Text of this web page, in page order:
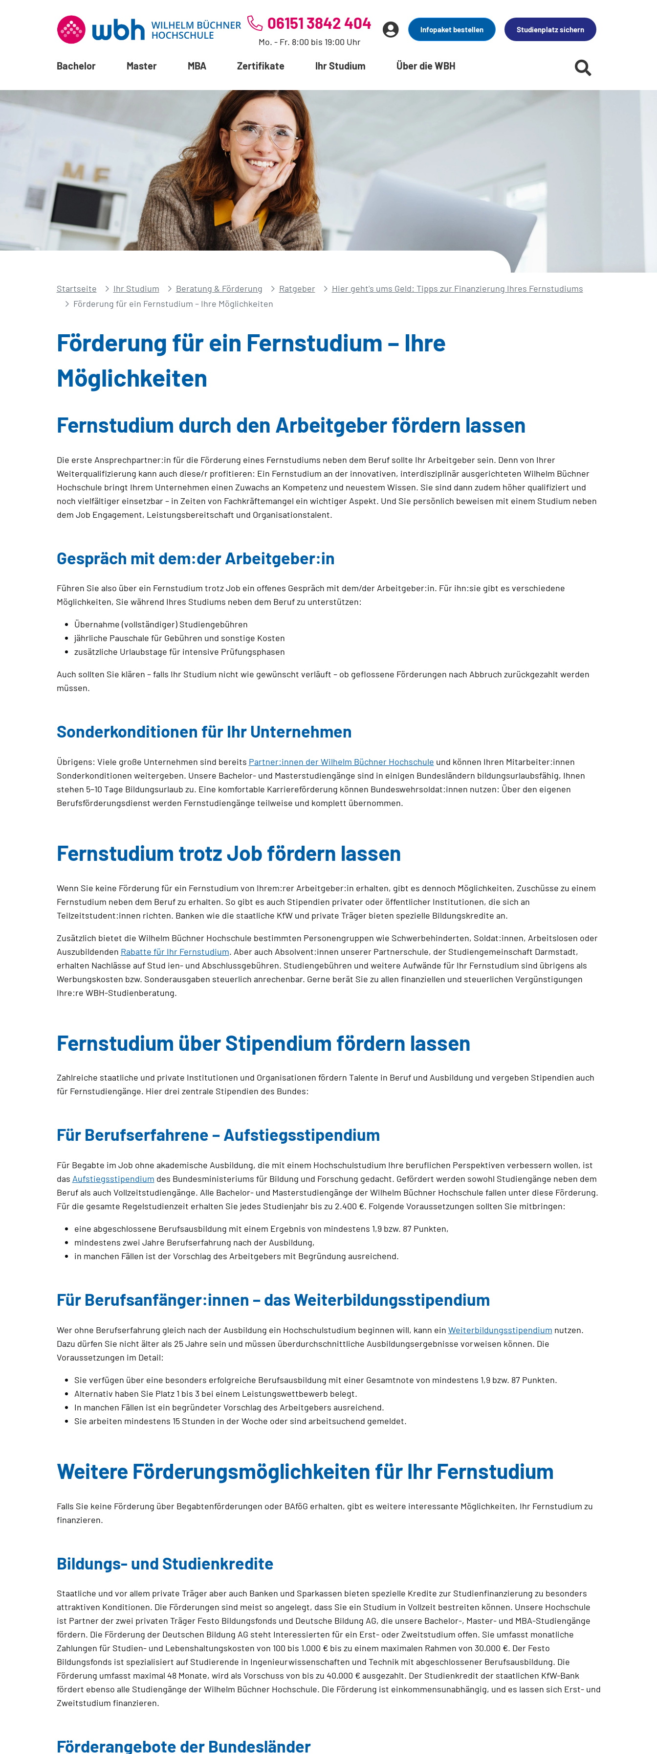
06151 3842 404
Mo. - Fr. 8:00 bis 19:00 Uhr
Infopaket bestellen Studienplatz sichern
Bachelor Master MBA Zertifikate Ihr Studium Über die WBH
Startseite Ihr Studium Beratung & Förderung Ratgeber
Hier geht's ums Geld: Tipps zur Finanzierung Ihres Fernstudiums
Förderung für ein Fernstudium – Ihre Möglichkeiten
Förderung für ein Fernstudium – Ihre
Möglichkeiten
Fernstudium durch den Arbeitgeber fördern lassen
Die erste Ansprechpartner:in für die Förderung eines Fernstudiums neben dem Beruf sollte Ihr Arbeitgeber sein. Denn von Ihrer
Weiterqualifizierung kann auch diese/r profitieren: Ein Fernstudium an der innovativen, interdisziplinär ausgerichteten Wilhelm Büchner
Hochschule bringt Ihrem Unternehmen einen Zuwachs an Kompetenz und neuestem Wissen. Sie sind dann zudem höher qualifiziert und
noch vielfältiger einsetzbar – in Zeiten von Fachkräftemangel ein wichtiger Aspekt. Und Sie persönlich beweisen mit einem Studium neben
dem Job Engagement, Leistungsbereitschaft und Organisationstalent.
Gespräch mit dem:der Arbeitgeber:in
Führen Sie also über ein Fernstudium trotz Job ein offenes Gespräch mit dem/der Arbeitgeber:in. Für ihn:sie gibt es verschiedene
Möglichkeiten, Sie während Ihres Studiums neben dem Beruf zu unterstützen:
Übernahme (vollständiger) Studiengebühren
jährliche Pauschale für Gebühren und sonstige Kosten
zusätzliche Urlaubstage für intensive Prüfungsphasen
Auch sollten Sie klären – falls Ihr Studium nicht wie gewünscht verläuft – ob geflossene Förderungen nach Abbruch zurückgezahlt werden
müssen.
Sonderkonditionen für Ihr Unternehmen
Übrigens: Viele große Unternehmen sind bereits Partner:innen der Wilhelm Büchner Hochschule und können Ihren Mitarbeiter:innen
Sonderkonditionen weitergeben. Unsere Bachelor- und Masterstudiengänge sind in einigen Bundesländern bildungsurlaubsfähig, Ihnen
stehen 5–10 Tage Bildungsurlaub zu. Eine komfortable Karriereförderung können Bundeswehrsoldat:innen nutzen: Über den eigenen
Berufsförderungsdienst werden Fernstudiengänge teilweise und komplett übernommen.
Fernstudium trotz Job fördern lassen
Wenn Sie keine Förderung für ein Fernstudium von Ihrem:rer Arbeitgeber:in erhalten, gibt es dennoch Möglichkeiten, Zuschüsse zu einem
Fernstudium neben dem Beruf zu erhalten. So gibt es auch Stipendien privater oder öffentlicher Institutionen, die sich an
Teilzeitstudent:innen richten. Banken wie die staatliche KfW und private Träger bieten spezielle Bildungskredite an.
Zusätzlich bietet die Wilhelm Büchner Hochschule bestimmten Personengruppen wie Schwerbehinderten, Soldat:innen, Arbeitslosen oder
Auszubildenden Rabatte für Ihr Fernstudium. Aber auch Absolvent:innen unserer Partnerschule, der Studiengemeinschaft Darmstadt,
erhalten Nachlässe auf Stud ien- und Abschlussgebühren. Studiengebühren und weitere Aufwände für Ihr Fernstudium sind übrigens als
Werbungskosten bzw. Sonderausgaben steuerlich anrechenbar. Gerne berät Sie zu allen finanziellen und steuerlichen Vergünstigungen
Ihre:re WBH-Studienberatung.
Fernstudium über Stipendium fördern lassen
Zahlreiche staatliche und private Institutionen und Organisationen fördern Talente in Beruf und Ausbildung und vergeben Stipendien auch
für Fernstudiengänge. Hier drei zentrale Stipendien des Bundes:
Für Berufserfahrene – Aufstiegsstipendium
Für Begabte im Job ohne akademische Ausbildung, die mit einem Hochschulstudium Ihre beruflichen Perspektiven verbessern wollen, ist
das Aufstiegsstipendium des Bundesministeriums für Bildung und Forschung gedacht. Gefördert werden sowohl Studiengänge neben dem
Beruf als auch Vollzeitstudiengänge. Alle Bachelor- und Masterstudiengänge der Wilhelm Büchner Hochschule fallen unter diese Förderung.
Für die gesamte Regelstudienzeit erhalten Sie jedes Studienjahr bis zu 2.400 €. Folgende Voraussetzungen sollten Sie mitbringen:
eine abgeschlossene Berufsausbildung mit einem Ergebnis von mindestens 1,9 bzw. 87 Punkten,
mindestens zwei Jahre Berufserfahrung nach der Ausbildung,
in manchen Fällen ist der Vorschlag des Arbeitgebers mit Begründung ausreichend.
Für Berufsanfänger:innen – das Weiterbildungsstipendium
Wer ohne Berufserfahrung gleich nach der Ausbildung ein Hochschulstudium beginnen will, kann ein Weiterbildungsstipendium nutzen.
Dazu dürfen Sie nicht älter als 25 Jahre sein und müssen überdurchschnittliche Ausbildungsergebnisse vorweisen können. Die
Voraussetzungen im Detail:
Sie verfügen über eine besonders erfolgreiche Berufsausbildung mit einer Gesamtnote von mindestens 1,9 bzw. 87 Punkten.
Alternativ haben Sie Platz 1 bis 3 bei einem Leistungswettbewerb belegt.
In manchen Fällen ist ein begründeter Vorschlag des Arbeitgebers ausreichend.
Sie arbeiten mindestens 15 Stunden in der Woche oder sind arbeitsuchend gemeldet.
Weitere Förderungsmöglichkeiten für Ihr Fernstudium
Falls Sie keine Förderung über Begabtenförderungen oder BAföG erhalten, gibt es weitere interessante Möglichkeiten, Ihr Fernstudium zu
finanzieren.
Bildungs- und Studienkredite
Staatliche und vor allem private Träger aber auch Banken und Sparkassen bieten spezielle Kredite zur Studienfinanzierung zu besonders
attraktiven Konditionen. Die Förderungen sind meist so angelegt, dass Sie ein Studium in Vollzeit bestreiten können. Unsere Hochschule
ist Partner der zwei privaten Träger Festo Bildungsfonds und Deutsche Bildung AG, die unsere Bachelor-, Master- und MBA-Studiengänge
fördern. Die Förderung der Deutschen Bildung AG steht Interessierten für ein Erst- oder Zweitstudium offen. Sie umfasst monatliche
Zahlungen für Studien- und Lebenshaltungskosten von 100 bis 1.000 € bis zu einem maximalen Rahmen von 30.000 €. Der Festo
Bildungsfonds ist spezialisiert auf Studierende in Ingenieurwissenschaften und Technik mit abgeschlossener Berufsausbildung. Die
Förderung umfasst maximal 48 Monate, wird als Vorschuss von bis zu 40.000 € ausgezahlt. Der Studienkredit der staatlichen KfW-Bank
fördert ebenso alle Studiengänge der Wilhelm Büchner Hochschule. Die Förderung ist einkommensunabhängig, und es lassen sich Erst- und
Zweitstudium finanzieren.
Förderangebote der Bundesländer